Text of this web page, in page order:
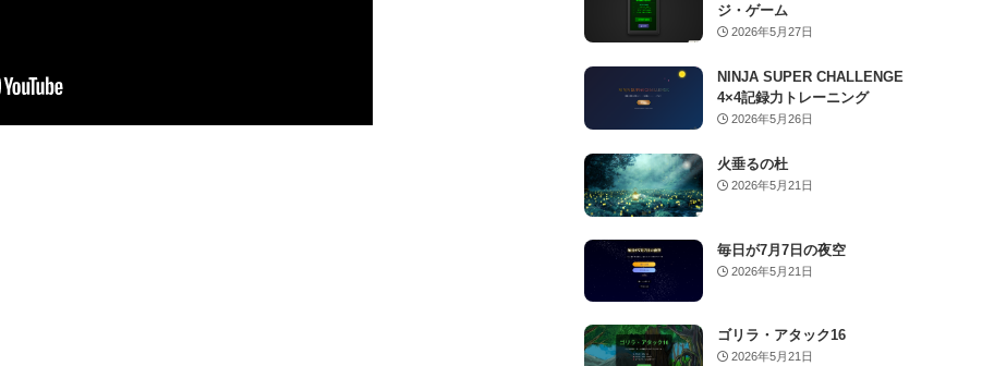
ジ・ゲーム
2026年5月27日
NINJA SUPER CHALLENGE
4×4記録力トレーニング
2026年5月26日
火垂るの杜
2026年5月21日
毎日が7月7日の夜空
2026年5月21日
ゴリラ・アタック16
2026年5月21日